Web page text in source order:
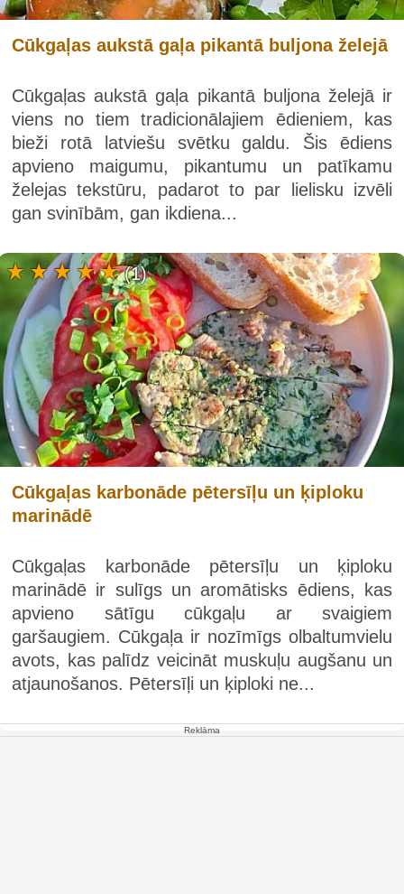
Cūkgaļas aukstā gaļa pikantā buljona želejā
Cūkgaļas aukstā gaļa pikantā buljona želejā ir
viens no tiem tradicionālajiem ēdieniem, kas
bieži rotā latviešu svētku galdu. Šis ēdiens
apvieno maigumu, pikantumu un patīkamu
želejas tekstūru, padarot to par lielisku izvēli
gan svinībām, gan ikdiena...
Cūkgaļas karbonāde pētersīļu un ķiploku
marinādē
Cūkgaļas karbonāde pētersīļu un ķiploku
marinādē ir sulīgs un aromātisks ēdiens, kas
apvieno sātīgu cūkgaļu ar svaigiem
garšaugiem. Cūkgaļa ir nozīmīgs olbaltumvielu
avots, kas palīdz veicināt muskuļu augšanu un
atjaunošanos. Pētersīļi un ķiploki ne...
(1)
Reklāma